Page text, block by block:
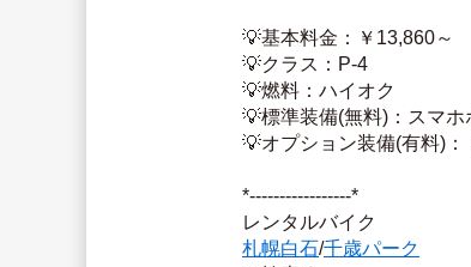
💡基本料金：￥13,860～
💡クラス：P-4
💡燃料：ハイオク
💡標準装備(無料)：スマ
💡オプション装備(有料)：
*-----------------*
レンタルバイク
札幌白石/千歳パーク